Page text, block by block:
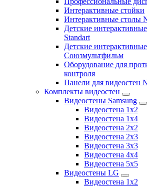
Интерактивные стойки
Интерактивные столы
Детские
Standart
Детские
Союзмультфильм
Оборудование для
контроля
Панели для видеостен
Комплекты видеостен
Видеостены Samsung
Видеостена 1x2
Видеостена 1x4
Видеостена 2x2
Видеостена 2х3
Видеостена 3x3
Видеостена 4x4
Видеостена 5x5
Видеостены LG
Видеостена 1x2